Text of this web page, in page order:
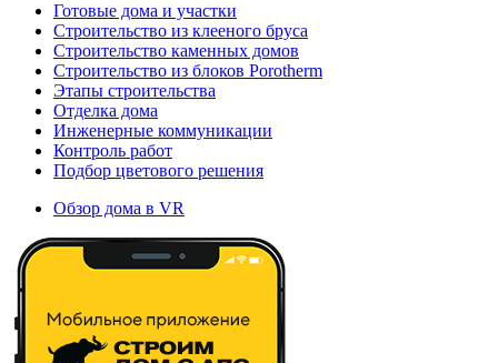
Готовые дома и участки
Строительство из клееного бруса
Строительство каменных домов
Строительство из блоков Porotherm
Этапы строительства
Отделка дома
Инженерные коммуникации
Контроль работ
Подбор цветового решения
Обзор дома в VR